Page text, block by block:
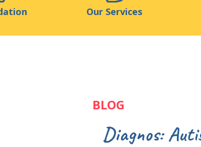
Our Services
BLOG
Diagnos: